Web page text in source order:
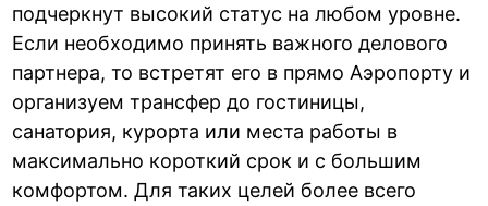
подчеркнут высокий статус на любом уровне.
Если необходимо принять важного делового
партнера, то встретят его в прямо Аэропорту и
организуем трансфер до гостиницы,
санатория, курорта или места работы в
максимально короткий срок и с большим
комфортом. Для таких целей более всего